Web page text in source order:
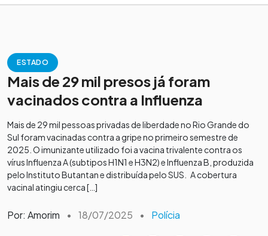
ESTADO
Mais de 29 mil presos já foram
vacinados contra a Influenza
Mais de 29 mil pessoas privadas de liberdade no Rio Grande do
Sul foram vacinadas contra a gripe no primeiro semestre de
2025. O imunizante utilizado foi a vacina trivalente contra os
vírus Influenza A (subtipos H1N1 e H3N2) e Influenza B, produzida
pelo Instituto Butantan e distribuída pelo SUS. A cobertura
vacinal atingiu cerca […]
Por: Amorim • 18/07/2025 • Polícia